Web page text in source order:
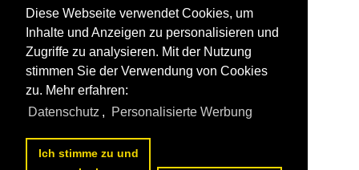
Diese Webseite verwendet Cookies, um
Inhalte und Anzeigen zu personalisieren und
Zugriffe zu analysieren. Mit der Nutzung
stimmen Sie der Verwendung von Cookies
zu. Mehr erfahren:
Datenschutz , Personalisierte Werbung
Ich stimme zu und